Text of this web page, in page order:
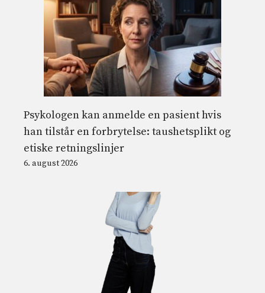
Psykologen kan anmelde en pasient hvis
han tilstår en forbrytelse: taushetsplikt og
etiske retningslinjer
6. august 2026